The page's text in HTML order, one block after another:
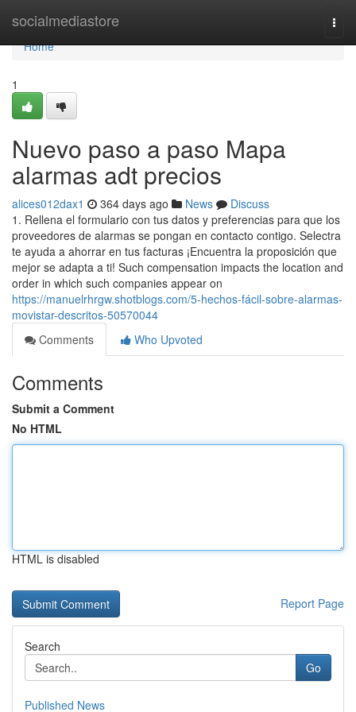
socialmediastore
Home
Home
1
Nuevo paso a paso Mapa
alarmas adt precios
alices012dax1 364 days ago News
Discuss
1. Rellena el formulario con tus datos y preferencias para que los
proveedores de alarmas se pongan en contacto contigo. Selectra
te ayuda a ahorrar en tus facturas ¡Encuentra la proposición que
mejor se adapta a ti! Such compensation impacts the location and
order in which such companies appear on
https://manuelrhrgw.shotblogs.com/5-hechos-fácil-sobre-alarmas-
movistar-descritos-50570044
Comments
Who Upvoted
Comments
Submit a Comment
No HTML
HTML is disabled
Report Page
Search
Go
Published News